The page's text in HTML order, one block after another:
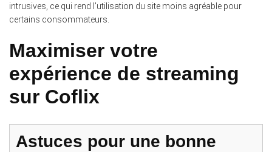
intrusives, ce qui rend l’utilisation du site moins agréable pour
certains consommateurs.
Maximiser votre
expérience de streaming
sur Coflix
Astuces pour une bonne